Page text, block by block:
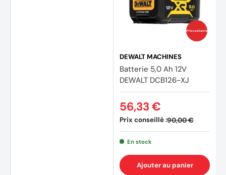
Prix coûtants
DEWALT MACHINES
Batterie 5,0 Ah 12V
DEWALT DCB126-XJ
Prix conseillé :90,00 €
56,33 €
En stock
Ajouter au panier